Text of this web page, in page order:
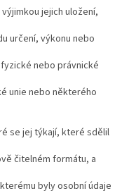
jejich uložení,
určení, výkonu nebo
nebo právnické
unie nebo některého
se jej týkají, které sdělil
čitelném formátu, a
byly osobní údaje